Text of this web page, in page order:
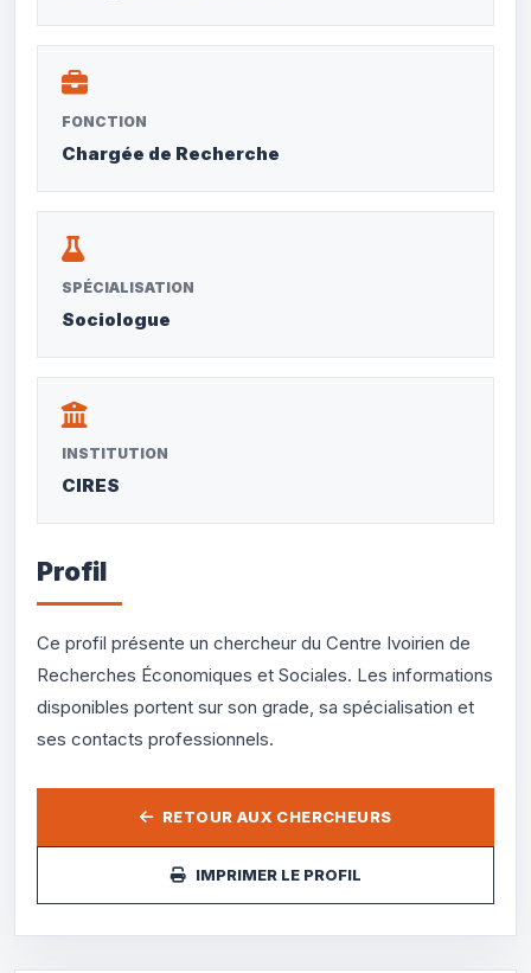
FONCTION
Chargée de Recherche
SPÉCIALISATION
Sociologue
INSTITUTION
CIRES
Profil
Ce profil présente un chercheur du Centre Ivoirien de
Recherches Économiques et Sociales. Les informations
disponibles portent sur son grade, sa spécialisation et
ses contacts professionnels.
RETOUR AUX CHERCHEURS
IMPRIMER LE PROFIL